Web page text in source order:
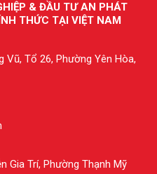
& ĐẦU TƯ AN PHÁT
THỨC TẠI VIỆT NAM
Vũ, Tổ 26, Phường Yên Hòa,
Gia Trí, Phường Thạnh Mỹ